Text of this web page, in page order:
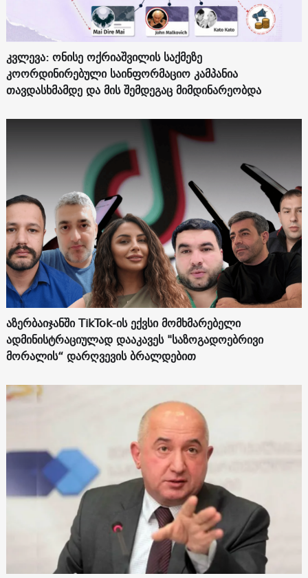
კვლევა: ონისე ოქრიაშვილის საქმეზე
კოორდინირებული საინფორმაციო კამპანია
თავდასხმამდე და მის შემდეგაც მიმდინარეობდა
აზერბაიჯანში TikTok-ის ექვსი მომხმარებელი
ადმინისტრაციულად დააკავეს "საზოგადოებრივი
მორალის“ დარღვევის ბრალდებით